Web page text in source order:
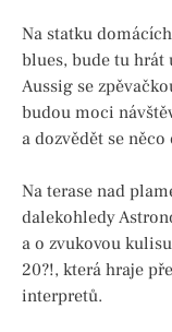
Na statku
blues, bude tu hrát
Aussig se
budou moci
a dozvědět se
Na terase nad
dalekohledy
a o zvukovou
20?!, která hraje
interpretů.